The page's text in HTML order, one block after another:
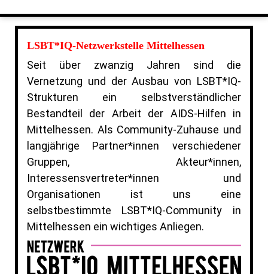
LSBT*IQ-Netzwerkstelle Mittelhessen
Seit über zwanzig Jahren sind die
Vernetzung und der Ausbau von LSBT*IQ-
Strukturen ein selbstverständlicher
Bestandteil der Arbeit der AIDS-Hilfen in
Mittelhessen. Als Community-Zuhause und
langjährige Partner*innen verschiedener
Gruppen, Akteur*innen,
Interessensvertreter*innen und
Organisationen ist uns eine
selbstbestimmte LSBT*IQ-Community in
Mittelhessen ein wichtiges Anliegen.